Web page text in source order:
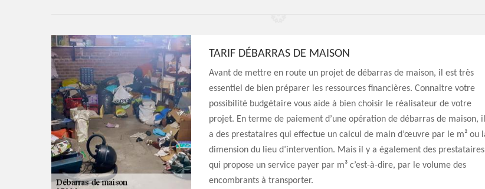
TARIF DÉBARRAS DE MAISON
Avant de mettre en route un projet de débarras de maison, il est très
essentiel de bien préparer les ressources financières. Connaitre votre
possibilité budgétaire vous aide à bien choisir le réalisateur de votre
projet. En terme de paiement d’une opération de débarras de maison,
a des prestataires qui effectue un calcul de main d’œuvre par le m² ou
dimension du lieu d’intervention. Mais il y a également des prestataires
qui propose un service payer par m³ c’est-à-dire, par le volume des
encombrants à transporter.